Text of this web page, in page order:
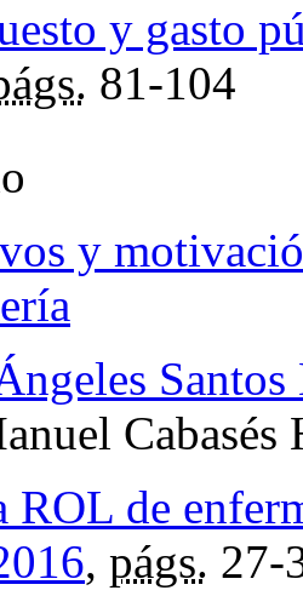
y gasto
81-104
y
Santos
ROL de
, págs. 27-